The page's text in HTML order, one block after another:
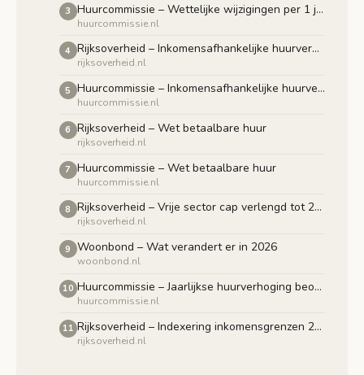
3 Huurcommissie – Wettelijke wijzigingen per 1 januari 2026
huurcommissie.nl
4 Rijksoverheid – Inkomensafhankelijke huurverhoging
rijksoverheid.nl
5 Huurcommissie – Inkomensafhankelijke huurverhoging
huurcommissie.nl
6 Rijksoverheid – Wet betaalbare huur
rijksoverheid.nl
7 Huurcommissie – Wet betaalbare huur
huurcommissie.nl
8 Rijksoverheid – Vrije sector cap verlengd tot 2029
rijksoverheid.nl
9 Woonbond – Wat verandert er in 2026
woonbond.nl
10 Huurcommissie – Jaarlijkse huurverhoging beoordelen
huurcommissie.nl
11 Rijksoverheid – Indexering inkomensgrenzen 2026
rijksoverheid.nl